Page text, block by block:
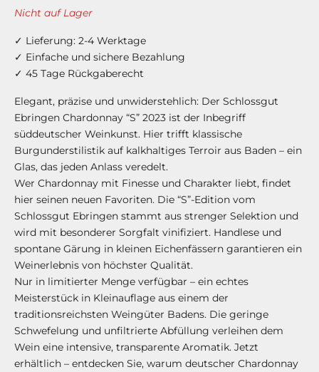
Nicht auf Lager
✓ Lieferung: 2-4 Werktage
✓ Einfache und sichere Bezahlung
✓ 45 Tage Rückgaberecht
Elegant, präzise und unwiderstehlich: Der Schlossgut
Ebringen Chardonnay “S” 2023 ist der Inbegriff
süddeutscher Weinkunst. Hier trifft klassische
Burgunderstilistik auf kalkhaltiges Terroir aus Baden – ein
Glas, das jeden Anlass veredelt.
Wer Chardonnay mit Finesse und Charakter liebt, findet
hier seinen neuen Favoriten. Die “S”-Edition vom
Schlossgut Ebringen stammt aus strenger Selektion und
wird mit besonderer Sorgfalt vinifiziert. Handlese und
spontane Gärung in kleinen Eichenfässern garantieren ein
Weinerlebnis von höchster Qualität.
Nur in limitierter Menge verfügbar – ein echtes
Meisterstück in Kleinauflage aus einem der
traditionsreichsten Weingüter Badens. Die geringe
Schwefelung und unfiltrierte Abfüllung verleihen dem
Wein eine intensive, transparente Aromatik. Jetzt
erhältlich – entdecken Sie, warum deutscher Chardonnay